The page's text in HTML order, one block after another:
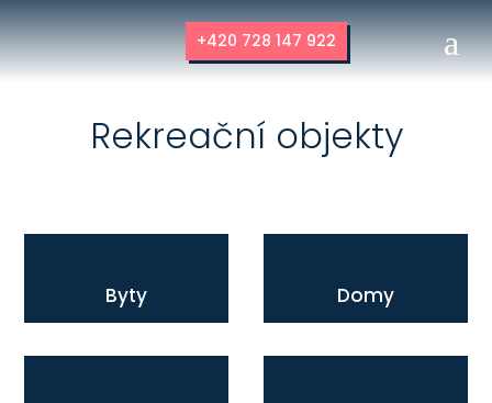
+420 728 147 922 a
Rekreační objekty
Byty Domy